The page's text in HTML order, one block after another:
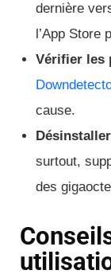
dernière
l’App Store
Vérifier les
cause.
surtout,
des